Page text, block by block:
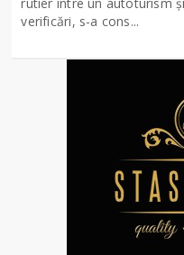
rutier între un autoturism
verificări, s-a cons...